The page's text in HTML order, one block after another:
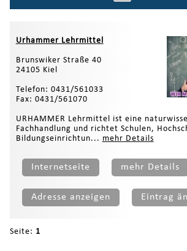
Urhammer Lehrmittel
Brunswiker Straße 40
24105 Kiel
Telefon: 0431/561033
Fax: 0431/561070
URHAMMER Lehrmittel ist eine
Fachhandlung und richtet Schulen,
Bildungseinrichtun... mehr Details
Internetseite mehr Details
Adresse anzeigen Eintrag
Seite: 1